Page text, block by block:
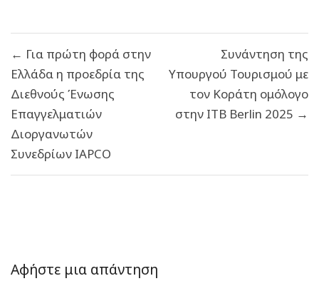
άρθρων
← Για πρώτη φορά στην
Ελλάδα η προεδρία της
Διεθνούς Ένωσης
Επαγγελματιών
Διοργανωτών
Συνεδρίων IAPCO
Συνάντηση της
Υπουργού Τουρισμού με
τον Κοράτη ομόλογο
στην ΙΤΒ Berlin 2025 →
Αφήστε μια απάντηση